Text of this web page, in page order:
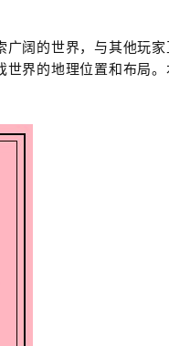
阔的世界，与其他玩
界的地理位置和布局